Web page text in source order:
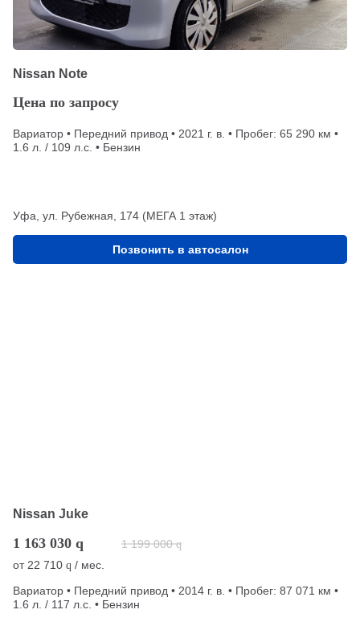
Nissan Note
Цена по запросу
Вариатор • Передний привод • 2021 г. в. • Пробег: 65 290 км •
1.6 л. / 109 л.с. • Бензин
Уфа, ул. Рубежная, 174 (МЕГА 1 этаж)
Позвонить в автосалон
Nissan Juke
1 163 030 q 1 199 000 q
от 22 710 q / мес.
Вариатор • Передний привод • 2014 г. в. • Пробег: 87 071 км •
1.6 л. / 117 л.с. • Бензин